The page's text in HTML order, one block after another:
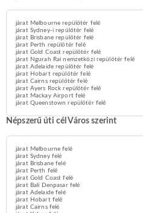
járat Melbourne repülőtér felé
járat Sydney-i repülőtér felé
járat Brisbane repülőtér felé
járat Perth repülőtér felé
járat Gold Coast repülőtér felé
járat Ngurah Rai nemzetközi repülőtér felé
járat Adelaide repülőtér felé
járat Hobart repülőtér felé
járat Cairns repülőtér felé
járat Ayers Rock repülőtér felé
járat Mackay Airport felé
járat Queenstown repülőtér felé
Népszerű úti cél Város szerint
járat Melbourne felé
járat Sydney felé
járat Brisbane felé
járat Perth felé
járat Gold Coast felé
járat Bali Denpasar felé
járat Adelaide felé
járat Hobart felé
járat Cairns felé